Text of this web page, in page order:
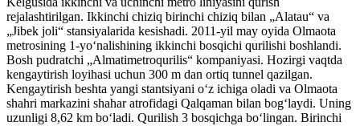
rejalashtirilgan. Ikkinchi chiziq birinchi chiziq bilan „Alatau“ va
„Jibek joli“ stansiyalarida kesishadi. 2011-yil may oyida Olmaota
metrosining 1-yoʻnalishining ikkinchi bosqichi qurilishi boshlandi.
Bosh pudratchi „Almatimetroqurilis“ kompaniyasi. Hozirgi vaqtda
kengaytirish loyihasi uchun 300 m dan ortiq tunnel qazilgan.
Kengaytirish beshta yangi stantsiyani oʻz ichiga oladi va Olmaota
shahri markazini shahar atrofidagi Qalqaman bilan bogʻlaydi. Uning
uzunligi 8,62 km boʻladi. Qurilish 3 bosqichga boʻlingan. Birinchi